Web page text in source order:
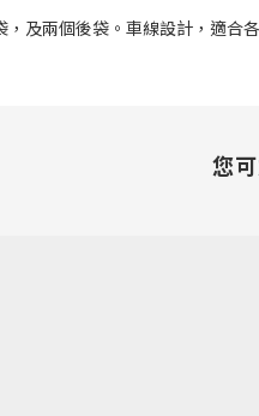
及兩個後袋。車線設計，適合
您